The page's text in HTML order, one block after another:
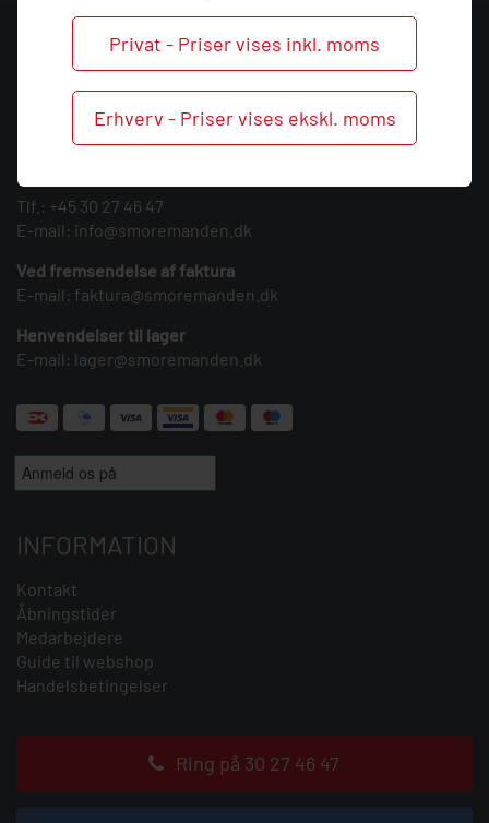
Privat - Priser vises inkl. moms
Erhverv - Priser vises ekskl. moms
KONTAKT
Smøremanden A/S
CVR: 39683717
Søndergården 3
Tlf.: +45 30 27 46 47
E-mail: info@smoremanden.dk
Ved fremsendelse af faktura
E-mail: faktura@smoremanden.dk
Henvendelser til lager
E-mail: lager@smoremanden.dk
INFORMATION
Kontakt
Åbningstider
Medarbejdere
Guide til webshop
Handelsbetingelser
Ring på 30 27 46 47